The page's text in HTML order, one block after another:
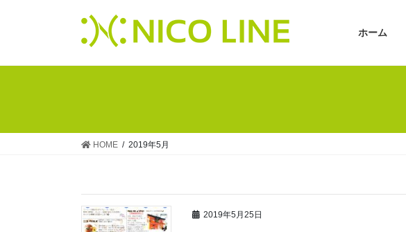
ホーム
HOME 2019年5月
2019年5月25日